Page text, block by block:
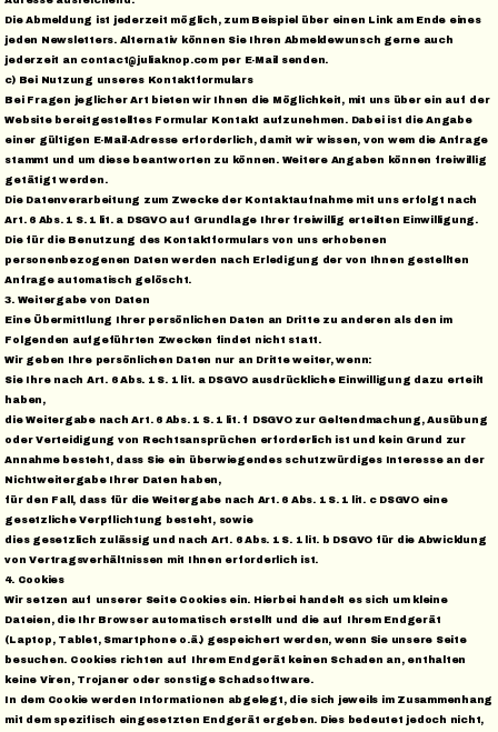
Die Abmeldung ist jederzeit möglich, zum Beispiel über einen Link am Ende eines
jeden Newsletters. Alternativ können Sie Ihren Abmeldewunsch gerne auch
jederzeit an contact@juliaknop.com per E-Mail senden.
c) Bei Nutzung unseres Kontaktformulars
Bei Fragen jeglicher Art bieten wir Ihnen die Möglichkeit, mit uns über ein auf der
Website bereitgestelltes Formular Kontakt aufzunehmen. Dabei ist die Angabe
einer gültigen E-Mail-Adresse erforderlich, damit wir wissen, von wem die Anfrage
stammt und um diese beantworten zu können. Weitere Angaben können freiwillig
getätigt werden.
Die Datenverarbeitung zum Zwecke der Kontaktaufnahme mit uns erfolgt nach
Art. 6 Abs. 1 S. 1 lit. a DSGVO auf Grundlage Ihrer freiwillig erteilten Einwilligung.
Die für die Benutzung des Kontaktformulars von uns erhobenen
personenbezogenen Daten werden nach Erledigung der von Ihnen gestellten
Anfrage automatisch gelöscht.
3. Weitergabe von Daten
Eine Übermittlung Ihrer persönlichen Daten an Dritte zu anderen als den im
Folgenden aufgeführten Zwecken findet nicht statt.
Wir geben Ihre persönlichen Daten nur an Dritte weiter, wenn:
Sie Ihre nach Art. 6 Abs. 1 S. 1 lit. a DSGVO ausdrückliche Einwilligung dazu erteilt
haben,
die Weitergabe nach Art. 6 Abs. 1 S. 1 lit. f DSGVO zur Geltendmachung, Ausübung
oder Verteidigung von Rechtsansprüchen erforderlich ist und kein Grund zur
Annahme besteht, dass Sie ein überwiegendes schutzwürdiges Interesse an der
Nichtweitergabe Ihrer Daten haben,
für den Fall, dass für die Weitergabe nach Art. 6 Abs. 1 S. 1 lit. c DSGVO eine
gesetzliche Verpflichtung besteht, sowie
dies gesetzlich zulässig und nach Art. 6 Abs. 1 S. 1 lit. b DSGVO für die Abwicklung
von Vertragsverhältnissen mit Ihnen erforderlich ist.
4. Cookies
Wir setzen auf unserer Seite Cookies ein. Hierbei handelt es sich um kleine
Dateien, die Ihr Browser automatisch erstellt und die auf Ihrem Endgerät
(Laptop, Tablet, Smartphone o.ä.) gespeichert werden, wenn Sie unsere Seite
besuchen. Cookies richten auf Ihrem Endgerät keinen Schaden an, enthalten
keine Viren, Trojaner oder sonstige Schadsoftware.
In dem Cookie werden Informationen abgelegt, die sich jeweils im Zusammenhang
mit dem spezifisch eingesetzten Endgerät ergeben. Dies bedeutet jedoch nicht,